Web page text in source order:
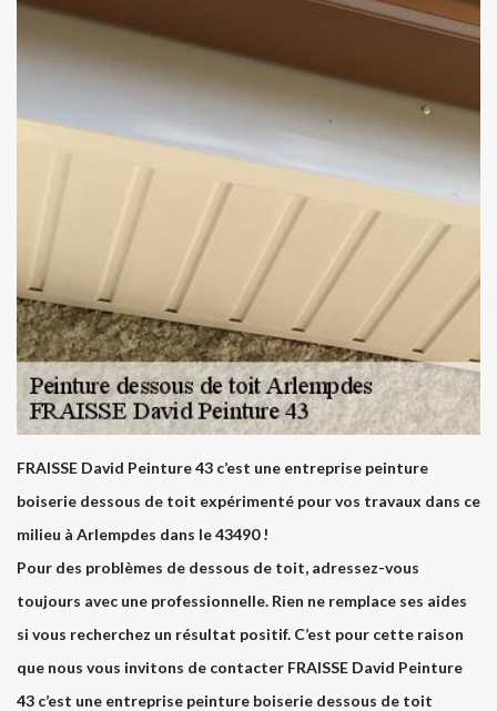
FRAISSE David Peinture 43 c’est une entreprise peinture
boiserie dessous de toit expérimenté pour vos travaux dans ce
milieu à Arlempdes dans le 43490 !
Pour des problèmes de dessous de toit, adressez-vous
toujours avec une professionnelle. Rien ne remplace ses aides
si vous recherchez un résultat positif. C’est pour cette raison
que nous vous invitons de contacter FRAISSE David Peinture
43 c’est une entreprise peinture boiserie dessous de toit